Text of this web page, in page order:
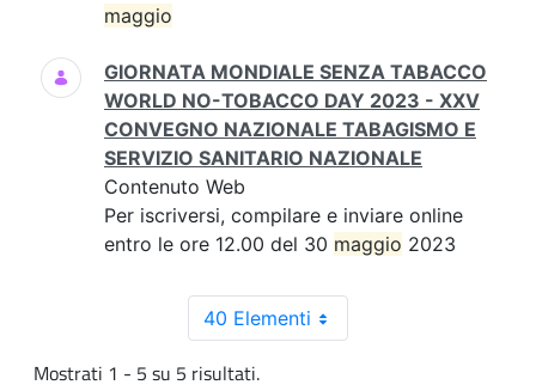
maggio
GIORNATA MONDIALE SENZA TABACCO
WORLD NO-TOBACCO DAY 2023 - XXV
CONVEGNO NAZIONALE TABAGISMO E
SERVIZIO SANITARIO NAZIONALE
Contenuto Web
Per iscriversi, compilare e inviare online
entro le ore 12.00 del 30 maggio 2023
40 Elementi
Mostrati 1 - 5 su 5 risultati.